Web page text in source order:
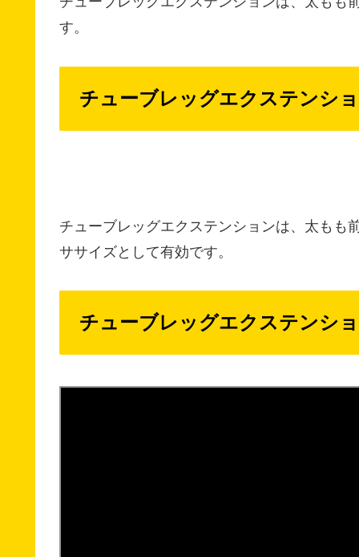
す。
チューブレッグエクステンシ
チューブレッグエクステンションは、太もも
ササイズとして有効です。
チューブレッグエクステンシ